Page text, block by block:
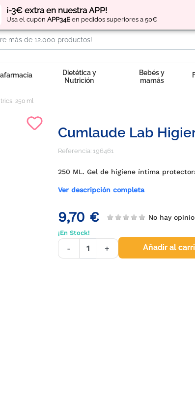
¡-3€ extra en nuestra APP!
Usa el cupón APP34E en pedidos superiores a 50€
Regístratey obtén
Dietética y
Nutrición
Bebés y
mamás
250 ml
Cumlaude Lab
Referencia: 196461
250 ML. Gel de higiene íntima
Ver descripción completa
9,70 € No hay
¡En Stock!
- + Añadir al